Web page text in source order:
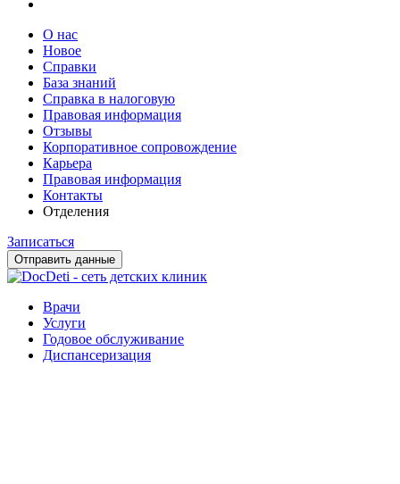
О нас
Новое
Справки
База знаний
Справка в налоговую
Правовая информация
Отзывы
Корпоративное сопровождение
Карьера
Правовая информация
Контакты
Отделения
Записаться
Отправить данные
Врачи
Услуги
Годовое обслуживание
Диспансеризация